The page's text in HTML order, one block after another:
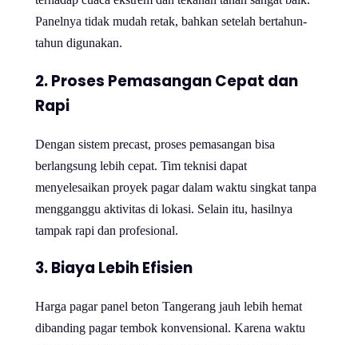
Panelnya tidak mudah retak, bahkan setelah bertahun-
tahun digunakan.
2. Proses Pemasangan Cepat dan
Rapi
Dengan sistem precast, proses pemasangan bisa
berlangsung lebih cepat. Tim teknisi dapat
menyelesaikan proyek pagar dalam waktu singkat tanpa
mengganggu aktivitas di lokasi. Selain itu, hasilnya
tampak rapi dan profesional.
3. Biaya Lebih Efisien
Harga pagar panel beton Tangerang jauh lebih hemat
dibanding pagar tembok konvensional. Karena waktu